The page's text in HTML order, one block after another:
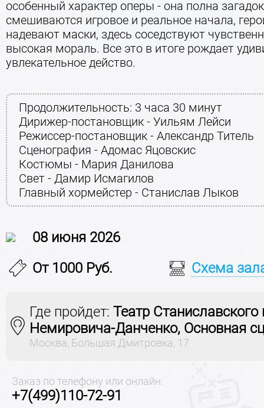
особенный характер оперы - она полна
смешиваются игровое и реальное начала,
надевают маски, здесь соседствуют
высокая мораль. Все это в итоге рождает
увлекательное действо.
Продолжительность: 3 часа 30 минут
Дирижер-постановщик - Уильям Лейси
Режиссер-постановщик - Александр Титель
Сценография - Адомас Яцовскис
Костюмы - Мария Данилова
Свет - Дамир Исмагилов
Главный хормейстер - Станислав Лыков
08 июня 2026
От 1000 Руб.
Схема
Где пройдет: Театр Станиславского
Немировича-Данченко, Основная
Москва, Большая Дмитровка, 17
Заказ по телефону или онлайн:
+7(499)110-72-91